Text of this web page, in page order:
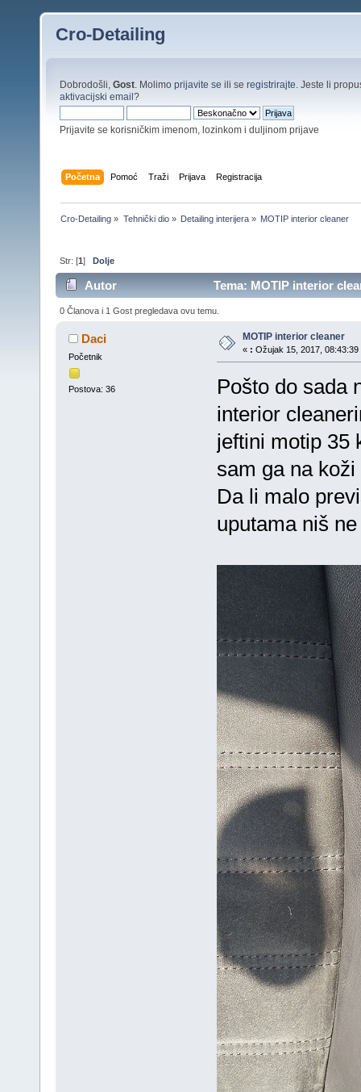
Cro-Detailing
Dobrodošli, Gost . Molimo prijavite se ili se registrirajte . Jeste li
aktivacijski email?
Prijavite se korisničkim imenom, lozinkom i duljinom prijave
Početna Pomoć Traži Prijava Registracija
Cro-Detailing » Tehnički dio» Detailing interijera» MOTIP interior cleaner
Str: [1]Dolje
Autor Tema: MOTIP interior
0 Članova i 1 Gost pregledava ovu temu.
Daci
Početnik
Postova: 36
MOTIP interior cleaner
« : Ožujak 15, 2017, 08:43:39
Pošto do sada
interior
jeftini motip 35
sam ga na
Da li malo
uputama niš